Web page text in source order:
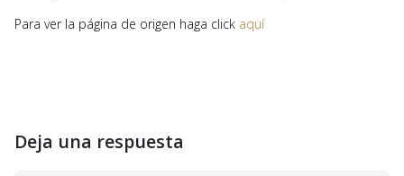
Para ver la página de origen haga click aquí
Deja una respuesta